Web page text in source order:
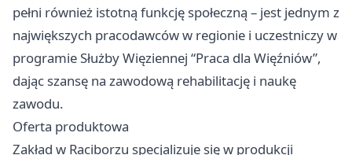
pełni również istotną funkcję społeczną – jest jednym z
największych pracodawców w regionie i uczestniczy w
programie Służby Więziennej “Praca dla Więźniów”,
dając szansę na zawodową rehabilitację i naukę
zawodu.
Oferta produktowa
Zakład w Raciborzu specjalizuje się w produkcji